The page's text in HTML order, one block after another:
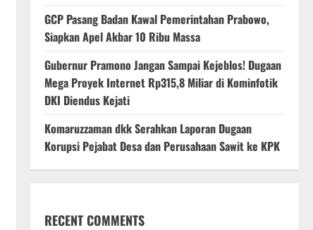
‎GCP Pasang Badan Kawal Pemerintahan Prabowo,
Siapkan Apel Akbar 10 Ribu Massa
Gubernur Pramono Jangan Sampai Kejeblos! Dugaan
Mega Proyek Internet Rp315,8 Miliar di Kominfotik
DKI Diendus Kejati
Komaruzzaman dkk Serahkan Laporan Dugaan
Korupsi Pejabat Desa dan Perusahaan Sawit ke KPK
RECENT COMMENTS